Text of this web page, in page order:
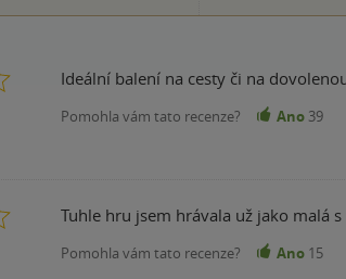
Ideální balení na cesty či na
Pomohla vám tato recenze? Ano 39
Tuhle hru jsem hrávala už jako malá
Pomohla vám tato recenze? Ano 15